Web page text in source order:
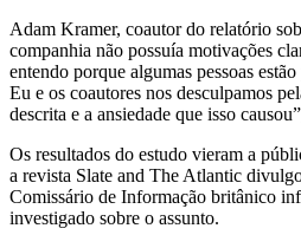
Adam Kramer, coautor do relatório
companhia não possuía motivações
entendo porque algumas pessoas
Eu e os coautores nos desculpamos
descrita e a ansiedade que isso
Os resultados do estudo vieram a
a revista Slate and The Atlantic
Comissário de Informação britânico
investigado sobre o assunto.